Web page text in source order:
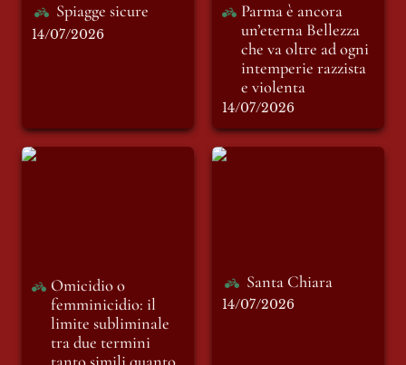
Spiagge sicure
14/07/2026
Parma è ancora
un’eterna Bellezza
che va oltre ad ogni
intemperie razzista
e violenta
14/07/2026
Omicidio o
Omicidio o
femminicidio: il
limite subliminale
tra due termini
Santa Chiara
Santa Chiara
14/07/2026